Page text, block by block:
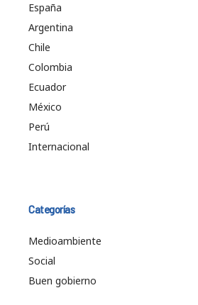
España
Argentina
Chile
Colombia
Ecuador
México
Perú
Internacional
Categorías
Medioambiente
Social
Buen gobierno